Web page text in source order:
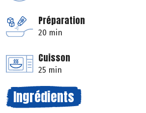
Préparation
20 min
Cuisson
25 min
Ingrédients